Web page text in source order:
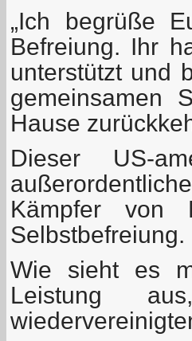
„Ich begrüße
Befreiung. Ihr
unterstützt und
gemeinsamen
Hause
Dieser US-
Kämpfer von
Selbstbefreiung.
Wie sieht es
Leistung